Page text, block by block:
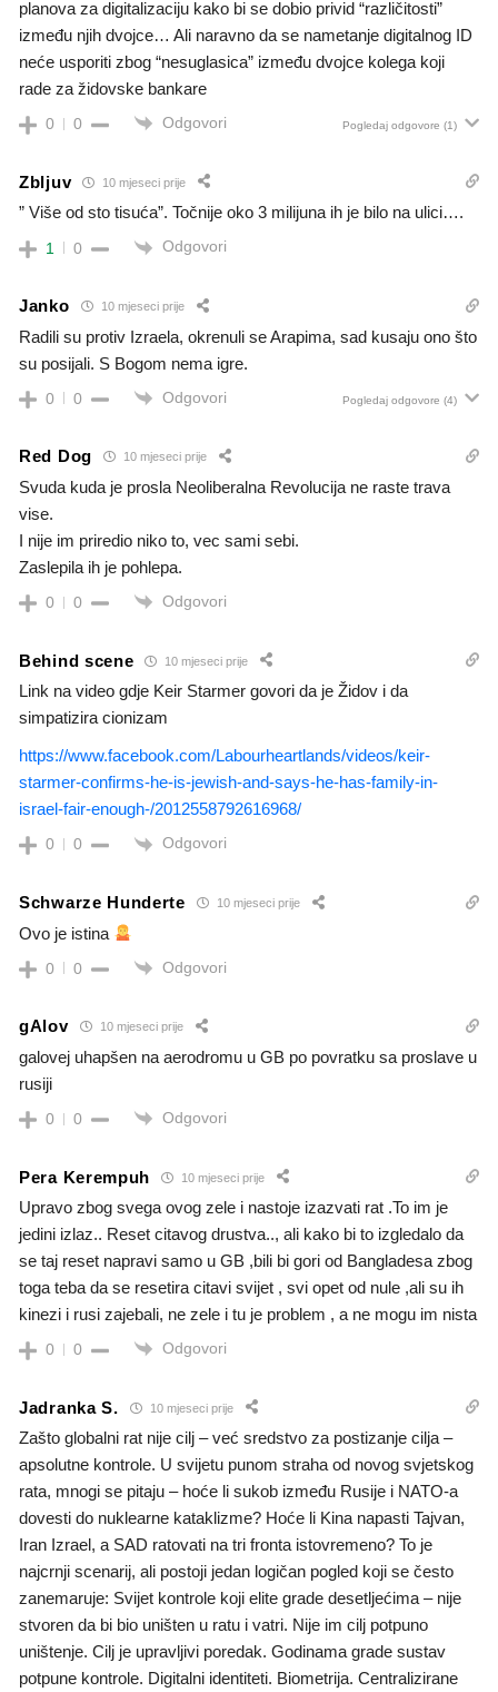
planova za digitalizaciju kako bi se dobio privid “različitosti”
između njih dvojce… Ali naravno da se nametanje digitalnog ID
neće usporiti zbog “nesuglasica” između dvojce kolega koji
rade za židovske bankare
0 0 Odgovori Pogledaj odgovore (1)
Zbljuv 10 mjeseci prije
” Više od sto tisuća”. Točnije oko 3 milijuna ih je bilo na ulici….
1 0 Odgovori
Janko 10 mjeseci prije
Radili su protiv Izraela, okrenuli se Arapima, sad kusaju ono što
su posijali. S Bogom nema igre.
0 0 Odgovori Pogledaj odgovore (4)
Red Dog 10 mjeseci prije
Svuda kuda je prosla Neoliberalna Revolucija ne raste trava
vise.
I nije im priredio niko to, vec sami sebi.
Zaslepila ih je pohlepa.
0 0 Odgovori
Behind scene 10 mjeseci prije
Link na video gdje Keir Starmer govori da je Židov i da
simpatizira cionizam
https://www.facebook.com/Labourheartlands/videos/keir-
starmer-confirms-he-is-jewish-and-says-he-has-family-in-
israel-fair-enough-/2012558792616968/
0 0 Odgovori
Schwarze Hunderte 10 mjeseci prije
Ovo je istina
0 0 Odgovori
gAlov 10 mjeseci prije
galovej uhapšen na aerodromu u GB po povratku sa proslave u
rusiji
0 0 Odgovori
Pera Kerempuh 10 mjeseci prije
Upravo zbog svega ovog zele i nastoje izazvati rat .To im je
jedini izlaz.. Reset citavog drustva.., ali kako bi to izgledalo da
se taj reset napravi samo u GB ,bili bi gori od Bangladesa zbog
toga teba da se resetira citavi svijet , svi opet od nule ,ali su ih
kinezi i rusi zajebali, ne zele i tu je problem , a ne mogu im nista
0 0 Odgovori
Jadranka S. 10 mjeseci prije
Zašto globalni rat nije cilj – već sredstvo za postizanje cilja –
apsolutne kontrole. U svijetu punom straha od novog svjetskog
rata, mnogi se pitaju – hoće li sukob između Rusije i NATO-a
dovesti do nuklearne kataklizme? Hoće li Kina napasti Tajvan,
Iran Izrael, a SAD ratovati na tri fronta istovremeno? To je
najcrnji scenarij, ali postoji jedan logičan pogled koji se često
zanemaruje: Svijet kontrole koji elite grade desetljećima – nije
stvoren da bi bio uništen u ratu i vatri. Nije im cilj potpuno
uništenje. Cilj je upravljivi poredak. Godinama grade sustav
potpune kontrole. Digitalni identiteti. Biometrija. Centralizirane